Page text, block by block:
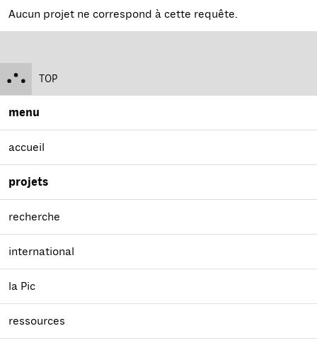
Aucun projet ne correspond à cette requête.
TOP
menu
accueil
projets
recherche
international
la Pic
ressources